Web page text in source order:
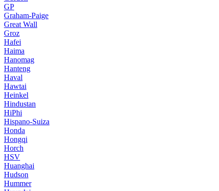
GP
Graham-Paige
Great Wall
Groz
Hafei
Haima
Hanomag
Hanteng
Haval
Hawtai
Heinkel
Hindustan
HiPhi
Hispano-Suiza
Honda
Hongqi
Horch
HSV
Huanghai
Hudson
Hummer